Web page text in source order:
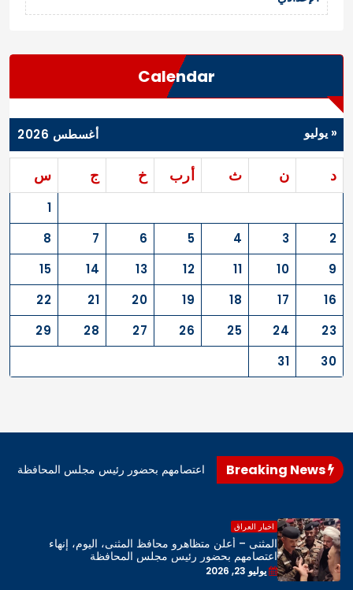
Calendar
أغسطس 2026
د ن ث أرب خ ج س
1
2
3
4
5
6
7
8
9
10
11
12
13
14
15
16
17
18
19
20
21
22
23
24
25
26
27
28
29
30
31
« يوليو
محافظ المثنى، اليوم، إنهاء اعتصامهم بحضور رئيس مجلس المحافظة
اخبار العراق
المثنى – أعلن متظاهرو محافظ المثنى، اليوم، إنهاء
اعتصامهم بحضور رئيس مجلس المحافظة
يوليو 23, 2026